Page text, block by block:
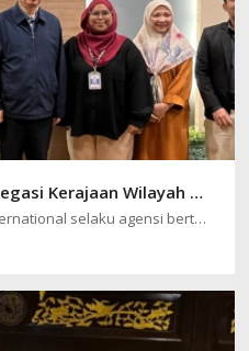
Penghantaran Pulang Delegasi Kerajaan Wilayah Henan, China ke Pulau Pinang
22 April 2025 - Penang Halal International selaku agensi bertanggungjawab…